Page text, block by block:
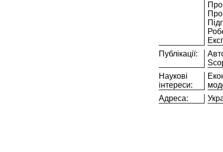
Публікації:
Наукові
інтереси:
Адреса: